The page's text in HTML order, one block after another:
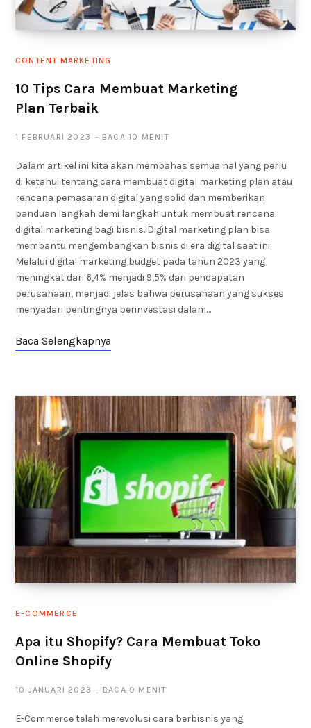
CONTENT MARKETING
10 Tips Cara Membuat Marketing
Plan Terbaik
1 FEBRUARI 2023 BACA 10 MENIT
Dalam artikel ini kita akan membahas semua hal yang perlu
di ketahui tentang cara membuat digital marketing plan atau
rencana pemasaran digital yang solid dan memberikan
panduan langkah demi langkah untuk membuat rencana
digital marketing bagi bisnis. Digital marketing plan bisa
membantu mengembangkan bisnis di era digital saat ini.
Melalui digital marketing budget pada tahun 2023 yang
meningkat dari 6,4% menjadi 9,5% dari pendapatan
perusahaan, menjadi jelas bahwa perusahaan yang sukses
menyadari pentingnya berinvestasi dalam…
Baca Selengkapnya
E-COMMERCE
Apa itu Shopify? Cara Membuat Toko
Online Shopify
10 JANUARI 2023 BACA 9 MENIT
E-Commerce telah merevolusi cara berbisnis yang